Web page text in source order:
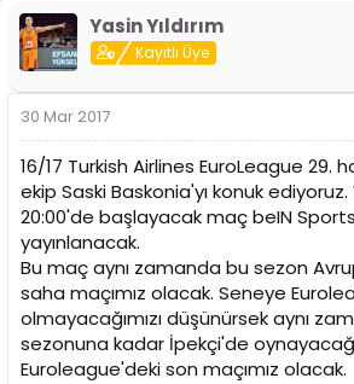
u
y
u
B
a
ş
l
a
t
a
n
a
n
ı
t
a
r
i
h
Yasin Yıldırım
Kayıtlı Üye
30 Mar 2017
16/17 Turkish Airlines EuroLeague 29.
ekip Saski Baskonia'yı konuk ediyoruz.
20:00'de başlayacak maç beIN
yayınlanacak.
Bu maç aynı zamanda bu sezon
saha maçımız olacak. Seneye
olmayacağımızı düşünürsek aynı
sezonuna kadar İpekçi'de
Euroleague'deki son maçımız olacak.